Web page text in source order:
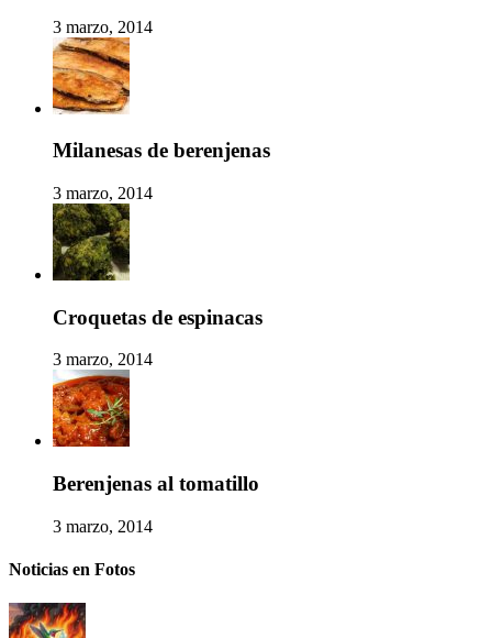
3 marzo, 2014
Milanesas de berenjenas
3 marzo, 2014
Croquetas de espinacas
3 marzo, 2014
Berenjenas al tomatillo
3 marzo, 2014
Noticias en Fotos